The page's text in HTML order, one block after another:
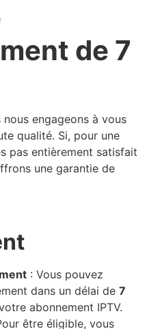
de 7
nous engageons à vous
qualité. Si, pour une
pas entièrement satisfait
une garantie de
: Vous pouvez
dans un délai de 7
abonnement IPTV.
être éligible, vous